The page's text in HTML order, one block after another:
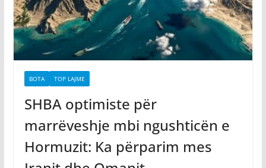
BOTA TOP LAJME
SHBA optimiste për
marrëveshje mbi ngushticën e
Hormuzit: Ka përparim mes